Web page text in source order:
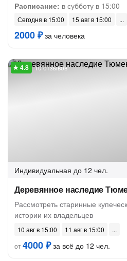
Расписание: в субботу в 15:00
Сегодня в 15:00 15 авг в 15:00
2000 ₽за человека
10 отзывов
Индивидуальная до 12 чел.
Деревянное наследие
Рассмотреть старинные
истории их владельцев
10 авг в 15:00
11 авг в 15:00
от4000 ₽за всё до 12 чел.